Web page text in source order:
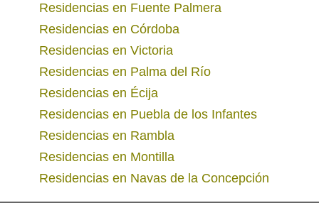
Residencias en Fuente Palmera
Residencias en Córdoba
Residencias en Victoria
Residencias en Palma del Río
Residencias en Écija
Residencias en Puebla de los Infantes
Residencias en Rambla
Residencias en Montilla
Residencias en Navas de la Concepción